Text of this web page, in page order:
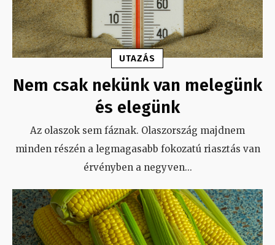
UTAZÁS
Nem csak nekünk van melegünk
és elegünk
Az olaszok sem fáznak. Olaszország majdnem
minden részén a legmagasabb fokozatú riasztás van
érvényben a negyven...